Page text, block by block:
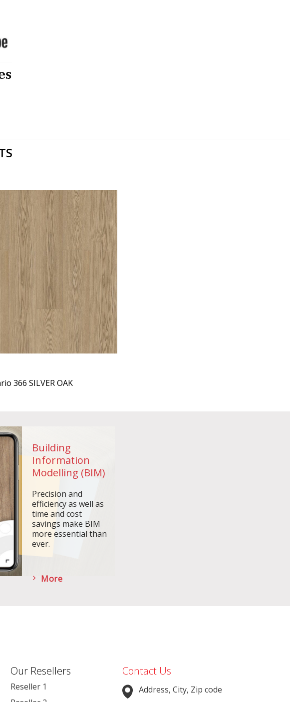
366 SILVER OAK
Building
Information
Modelling (BIM)
Precision and
efficiency as well as
time and cost
savings make BIM
more essential than
ever.
More
Our Resellers
Reseller 1
Contact Us
Address, City, Zip code